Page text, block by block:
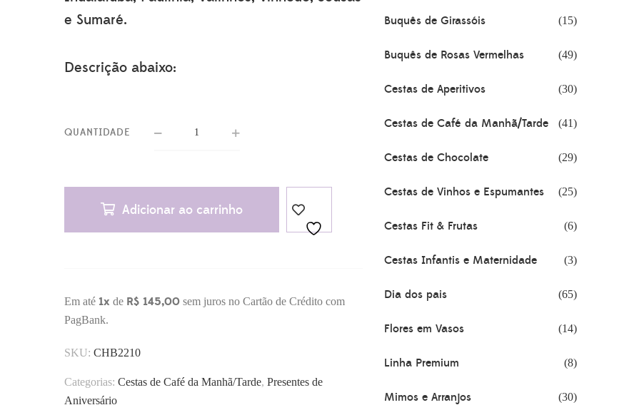
e Sumaré.
Descrição abaixo:
QUANTIDADE
Adicionar ao carrinho
Em até1x de R$ 145,00 sem juros no Cartão de Crédito com
PagBank.
SKU:CHB2210
Categorias:Cestas de Café da Manhã/Tarde,Presentes de
Aniversário
Buquês de Girassóis (15)
Buquês de Rosas Vermelhas (49)
Cestas de Aperitivos (30)
Cestas de Café da Manhã/Tarde (41)
Cestas de Chocolate (29)
Cestas de Vinhos e Espumantes (25)
Cestas Fit & Frutas (6)
Cestas Infantis e Maternidade (3)
Dia dos pais (65)
Flores em Vasos (14)
Linha Premium (8)
Mimos e Arranjos (30)